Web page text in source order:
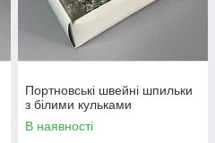
Портновські швейні шпильки
з білими кульками
В наявності